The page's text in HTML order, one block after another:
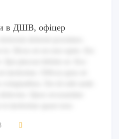
в ДШВ, офіцер